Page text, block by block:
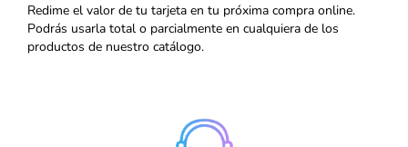
Redime el valor de tu tarjeta en tu próxima compra online.
Podrás usarla total o parcialmente en cualquiera de los
productos de nuestro catálogo.